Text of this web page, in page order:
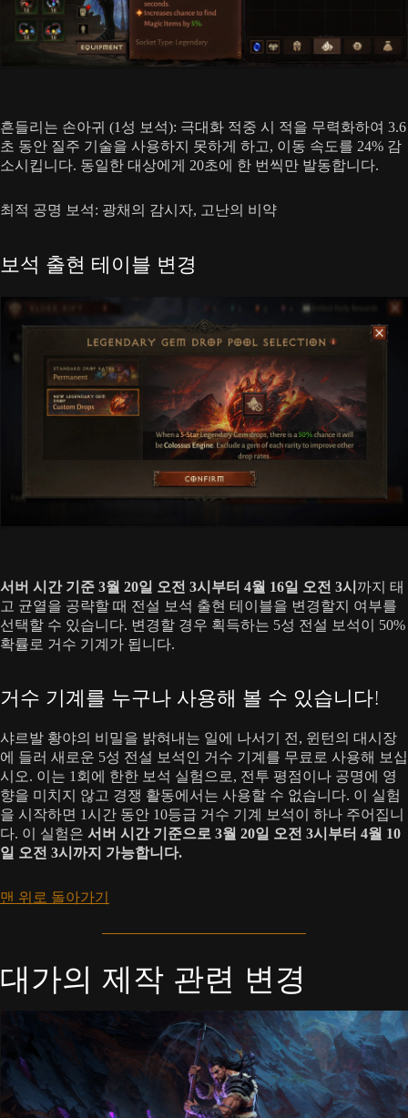
흔들리는 손아귀 (1성 보석): 극대화 적중 시 적을 무력화하여 3.6
초 동안 질주 기술을 사용하지 못하게 하고, 이동 속도를 24% 감
소시킵니다. 동일한 대상에게 20초에 한 번씩만 발동합니다.
최적 공명 보석: 광채의 감시자, 고난의 비약
보석 출현 테이블 변경
서버 시간 기준 3월 20일 오전 3시부터 4월 16일 오전 3시 까지 태
고 균열을 공략할 때 전설 보석 출현 테이블을 변경할지 여부를
선택할 수 있습니다. 변경할 경우 획득하는 5성 전설 보석이 50%
확률로 거수 기계가 됩니다.
거수 기계를 누구나 사용해 볼 수 있습니다!
샤르발 황야의 비밀을 밝혀내는 일에 나서기 전, 윈턴의 대시장
에 들러 새로운 5성 전설 보석인 거수 기계를 무료로 사용해 보십
시오. 이는 1회에 한한 보석 실험으로, 전투 평점이나 공명에 영
향을 미치지 않고 경쟁 활동에서는 사용할 수 없습니다. 이 실험
을 시작하면 1시간 동안 10등급 거수 기계 보석이 하나 주어집니
다. 이 실험은 서버 시간 기준으로 3월 20일 오전 3시부터 4월 10
일 오전 3시까지 가능합니다.
맨 위로 돌아가기
대가의 제작 관련 변경